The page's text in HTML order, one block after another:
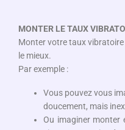
MONTER LE TAUX
Monter votre taux
le mieux.
Par exemple :
Vous pouvez vous
doucement, mais
Ou imaginer monter